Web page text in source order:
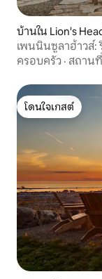
บ้านใน Lion's
เพนนินซูลาฮ้าวส์:
ครอบครัว · สถานที่
โดนใจเกสต์
โดนใจเกสต์